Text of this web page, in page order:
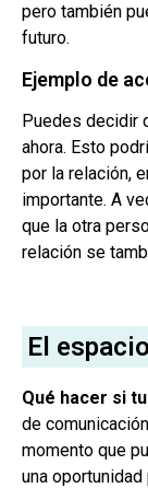
pero también
futuro.
Ejemplo de
Puedes decidir
ahora. Esto
por la relación,
importante. A
que la otra
relación se
El
Qué hacer si
de
momento que
una